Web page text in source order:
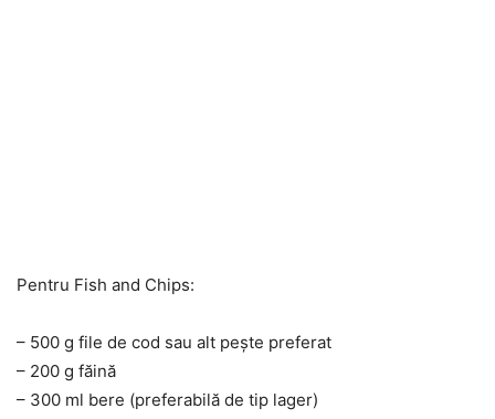
Pentru Fish and Chips:
– 500 g file de cod sau alt pește preferat
– 200 g făină
– 300 ml bere (preferabilă de tip lager)